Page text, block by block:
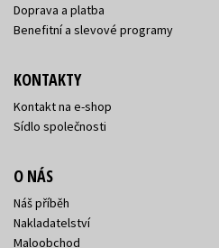
Doprava a platba
Benefitní a slevové programy
KONTAKTY
Kontakt na e-shop
Sídlo společnosti
O NÁS
Náš příběh
Nakladatelství
Maloobchod